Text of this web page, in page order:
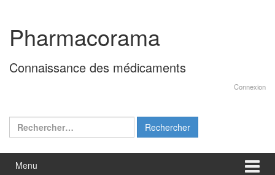
contenu
menu
principal
Pharmacorama
Connaissance des médicaments
Connexion
Rechercher :
Menu